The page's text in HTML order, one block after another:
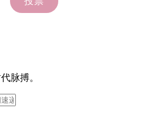
脉搏。